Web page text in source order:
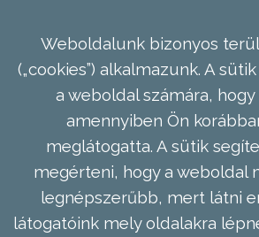
Weboldalunk bizonyos
(„cookies”) alkalmazunk. A
a weboldal számára,
amennyiben Ön
meglátogatta. A sütik
megérteni, hogy a weboldal
legnépszerűbb, mert látni
látogatóink mely oldalakra